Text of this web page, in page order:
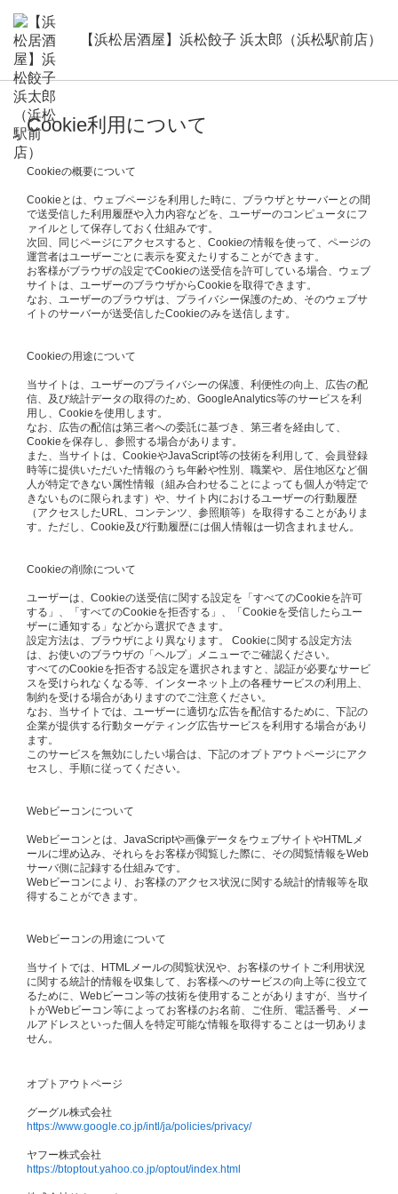
【浜松居酒屋】浜松餃子 浜太郎（浜松駅前店）
Cookie利用について
Cookieの概要について
Cookieとは、ウェブページを利用した時に、ブラウザとサーバーとの間
で送受信した利用履歴や入力内容などを、ユーザーのコンピュータにフ
ァイルとして保存しておく仕組みです。
次回、同じページにアクセスすると、Cookieの情報を使って、ページの
運営者はユーザーごとに表示を変えたりすることができます。
お客様がブラウザの設定でCookieの送受信を許可している場合、ウェブ
サイトは、ユーザーのブラウザからCookieを取得できます。
なお、ユーザーのブラウザは、プライバシー保護のため、そのウェブサ
イトのサーバーが送受信したCookieのみを送信します。
Cookieの用途について
当サイトは、ユーザーのプライバシーの保護、利便性の向上、広告の配
信、及び統計データの取得のため、GoogleAnalytics等のサービスを利
用し、Cookieを使用します。
なお、広告の配信は第三者への委託に基づき、第三者を経由して、
Cookieを保存し、参照する場合があります。
また、当サイトは、CookieやJavaScript等の技術を利用して、会員登録
時等に提供いただいた情報のうち年齢や性別、職業や、居住地区など個
人が特定できない属性情報（組み合わせることによっても個人が特定で
きないものに限られます）や、サイト内におけるユーザーの行動履歴
（アクセスしたURL、コンテンツ、参照順等）を取得することがありま
す。ただし、Cookie及び行動履歴には個人情報は一切含まれません。
Cookieの削除について
ユーザーは、Cookieの送受信に関する設定を「すべてのCookieを許可
する」、「すべてのCookieを拒否する」、「Cookieを受信したらユー
ザーに通知する」などから選択できます。
設定方法は、ブラウザにより異なります。 Cookieに関する設定方法
は、お使いのブラウザの「ヘルプ」メニューでご確認ください。
すべてのCookieを拒否する設定を選択されますと、認証が必要なサービ
スを受けられなくなる等、インターネット上の各種サービスの利用上、
制約を受ける場合がありますのでご注意ください。
なお、当サイトでは、ユーザーに適切な広告を配信するために、下記の
企業が提供する行動ターゲティング広告サービスを利用する場合があり
ます。
このサービスを無効にしたい場合は、下記のオプトアウトページにアク
セスし、手順に従ってください。
Webビーコンについて
Webビーコンとは、JavaScriptや画像データをウェブサイトやHTMLメ
ールに埋め込み、それらをお客様が閲覧した際に、その閲覧情報をWeb
サーバ側に記録する仕組みです。
Webビーコンにより、お客様のアクセス状況に関する統計的情報等を取
得することができます。
Webビーコンの用途について
当サイトでは、HTMLメールの閲覧状況や、お客様のサイトご利用状況
に関する統計的情報を収集して、お客様へのサービスの向上等に役立て
るために、Webビーコン等の技術を使用することがありますが、当サイ
トがWebビーコン等によってお客様のお名前、ご住所、電話番号、メー
ルアドレスといった個人を特定可能な情報を取得することは一切ありま
せん。
オプトアウトページ
グーグル株式会社
https://www.google.co.jp/intl/ja/policies/privacy/
ヤフー株式会社
https://btoptout.yahoo.co.jp/optout/index.html